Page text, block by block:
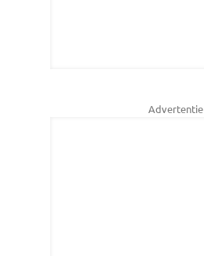
Advertentie